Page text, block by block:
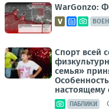
WarGonzo:
Спорт всей
семья»
ПАБЛИКИ